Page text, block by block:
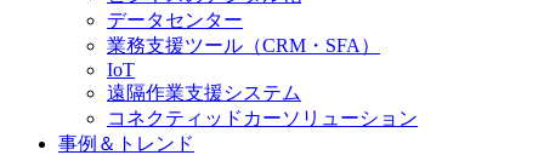
データセンター
業務支援ツール（CRM・SFA）
IoT
遠隔作業支援システム
コネクティッドカーソリューション
事例＆トレンド